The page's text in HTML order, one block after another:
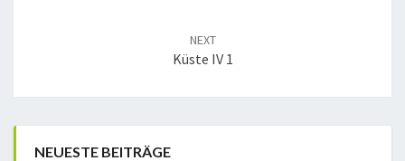
NEXT
Küste IV 1
NEUESTE BEITRÄGE